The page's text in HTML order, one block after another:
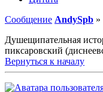
Сообщение AndySpb »
Душещипательная
пиксаровский
Вернуться к началу